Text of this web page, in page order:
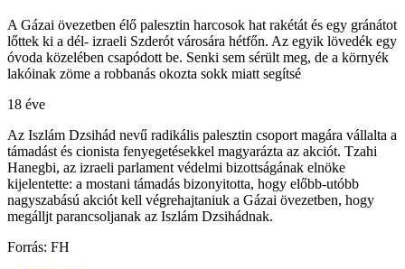
A Gázai övezetben élő palesztin harcosok hat rakétát és egy gránátot
lőttek ki a dél- izraeli Szderót városára hétfőn. Az egyik lövedék egy
óvoda közelében csapódott be. Senki sem sérült meg, de a környék
lakóinak zöme a robbanás okozta sokk miatt segítsé
18 éve
Az Iszlám Dzsihád nevű radikális palesztin csoport magára vállalta a
támadást és cionista fenyegetésekkel magyarázta az akciót. Tzahi
Hanegbi, az izraeli parlament védelmi bizottságának elnöke
kijelentette: a mostani támadás bizonyitotta, hogy előbb-utóbb
nagyszabású akciót kell végrehajtaniuk a Gázai övezetben, hogy
megálljt parancsoljanak az Iszlám Dzsihádnak.
Forrás: FH